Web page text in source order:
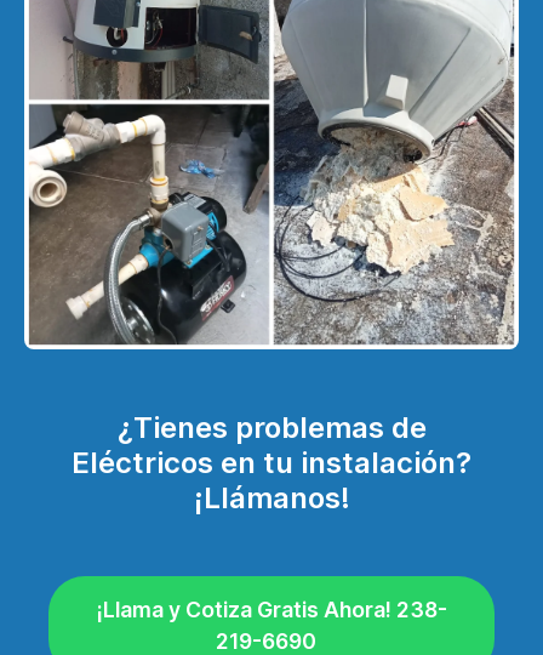
¿Tienes problemas de
Eléctricos en tu instalación?
¡Llámanos!
¡Llama y Cotiza Gratis Ahora! 238-
219-6690